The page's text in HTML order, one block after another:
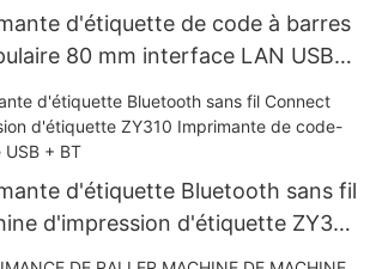
d'étiquette de code à barres
80 mm interface LAN USB
d'autocollante logo en vente
d'étiquette Bluetooth sans fil
d'impression d'étiquette ZY310
code-barres Imprimante USB +